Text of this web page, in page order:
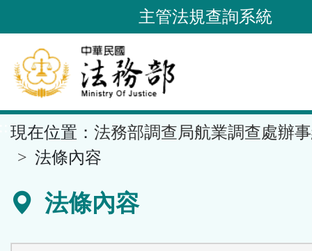
到
要
內
容
區
塊
主管法規查詢系統
現在位置： 法務部調查局航業調查處辦
法條內容
法條內容